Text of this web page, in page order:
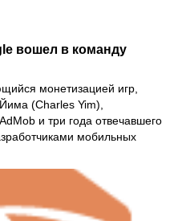
вошел в команду
монетизацией игр,
(Charles Yim),
и три года отвечавшего
мобильных